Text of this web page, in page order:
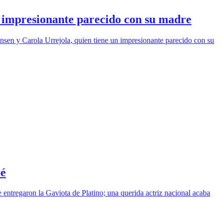
parecido con su madre
y Carola Urrejola, quien tiene un impresionante parecido con su
la Gaviota de Platino; una querida actriz nacional acaba